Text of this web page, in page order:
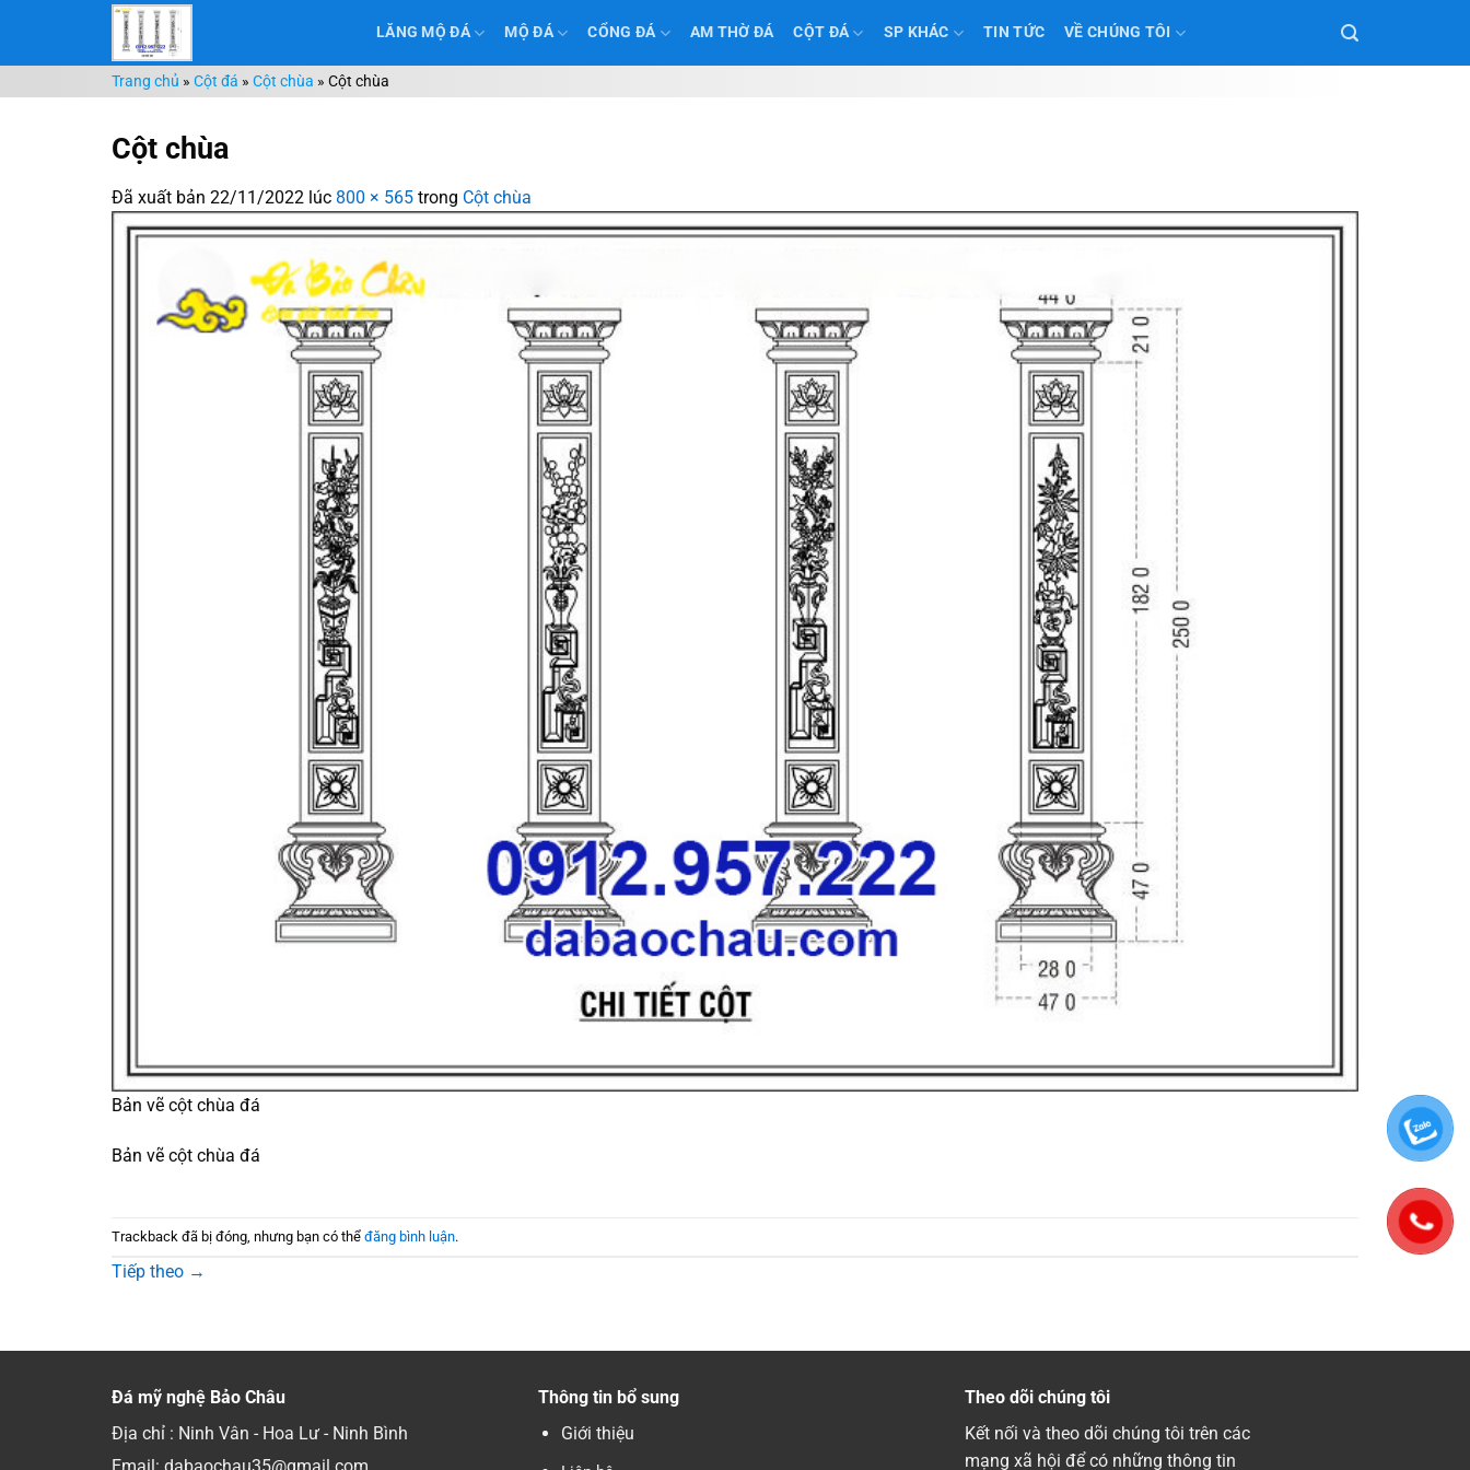
nội
dung
LĂNG MỘ ĐÁ MỘ ĐÁ CỔNG ĐÁ AM THỜ ĐÁ CỘT ĐÁ SP KHÁC TIN TỨC VỀ CHÚNG TÔI
Trang chủ » Cột đá » Cột chùa » Cột chùa
Cột chùa
Đã xuất bản 22/11/2022 lúc 800 × 565 trong Cột chùa
Bản vẽ cột chùa đá
Bản vẽ cột chùa đá
Trackback đã bị đóng, nhưng bạn có thể đăng bình luận.
Tiếp theo →
Đá mỹ nghệ Bảo Châu
Địa chỉ : Ninh Vân - Hoa Lư - Ninh Bình
Thông tin bổ sung
Giới thiệu
Theo dõi chúng tôi
Kết nối và theo dõi chúng tôi trên các
mạng xã hội để có những thông tin